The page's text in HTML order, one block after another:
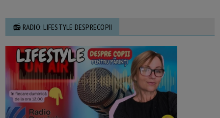
📻 RADIO: LIFESTYLE DESPRECOPII